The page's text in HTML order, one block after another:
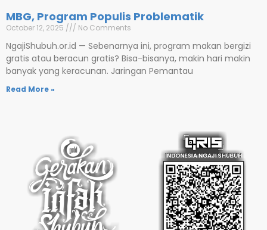
MBG, Program Populis Problematik
October 12, 2025 No Comments
NgajiShubuh.or.id — Sebenarnya ini, program makan bergizi
gratis atau beracun gratis? Bisa-bisanya, makin hari makin
banyak yang keracunan. Jaringan Pemantau
Read More »